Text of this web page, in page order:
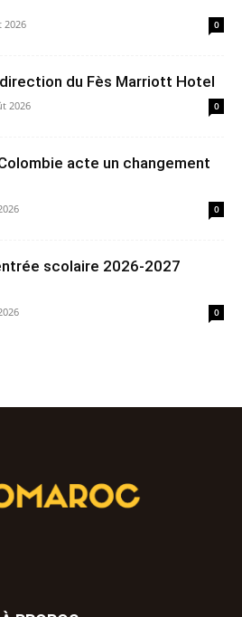
2026 0
du Fès Marriott Hotel
2026 0
acte un changement
0
scolaire 2026-2027
0